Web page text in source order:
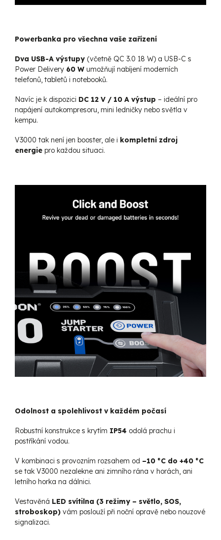
Powerbanka pro všechna vaše zařízení
Dva USB-A výstupy (včetně QC 3.0 18 W) a USB-C s
Power Delivery 60 W umožňují nabíjení moderních
telefonů, tabletů i notebooků.
Navíc je k dispozici DC 12 V / 10 A výstup – ideální pro
napájení autokompresoru, mini ledničky nebo světla v
kempu.
V3000 tak není jen booster, ale i kompletní zdroj
energie pro každou situaci.
Odolnost a spolehlivost v každém počasí
Robustní konstrukce s krytím IP54 odolá prachu i
postříkání vodou.
V kombinaci s provozním rozsahem od –10 °C do +40 °C
se tak V3000 nezalekne ani zimního rána v horách, ani
letního horka na dálnici.
Vestavěná LED svítilna (3 režimy – světlo, SOS,
stroboskop) vám poslouží při noční opravě nebo nouzové
signalizaci.